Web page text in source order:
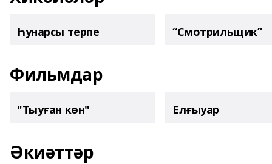
Һунарсы терпе “Смотрильщик”
Фильмдар
"Тыуған көн" Елғыуар
Әкиәттәр